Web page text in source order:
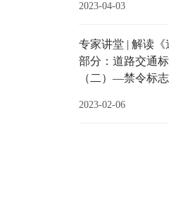
2023-04-03
专家讲堂 | 解读
部分：道路交通标
（二）—禁令标
2023-02-06